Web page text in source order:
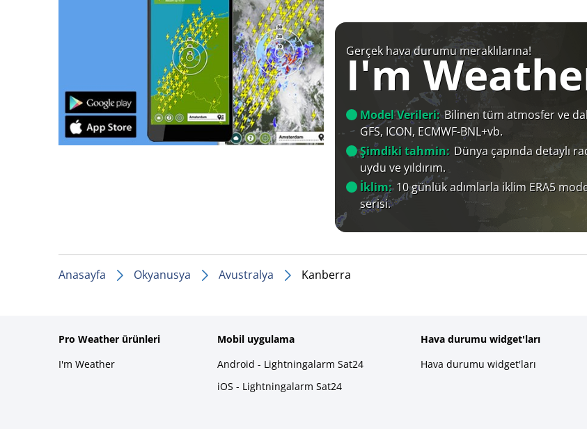
Gerçek hava durumu meraklılarına!
I'm
Model Verileri: Bilinen tüm atmosfer ve
GFS, ICON, ECMWF-BNL+vb.
Şimdiki tahmin: Dünya çapında detaylı
uydu ve yıldırım.
İklim: 10 günlük adımlarla iklim ERA5
serisi.
Anasayfa Okyanusya Avustralya Kanberra
Pro Weather ürünleri
I'm Weather
Mobil uygulama
Android - Lightningalarm Sat24
iOS - Lightningalarm Sat24
Hava durumu widget'ları
Hava durumu widget'ları